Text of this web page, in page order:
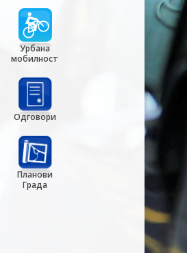
Урбана
мобилност
Одговори
Планови
Града